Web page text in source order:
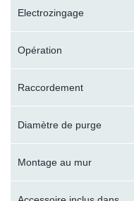
Electrozingage
Opération
Raccordement
Diamètre de purge
Montage au mur